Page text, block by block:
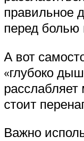
правильное
перед болью
А вот
«глубоко
стоит
Важно